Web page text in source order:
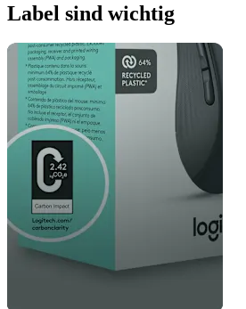
Label sind wichtig